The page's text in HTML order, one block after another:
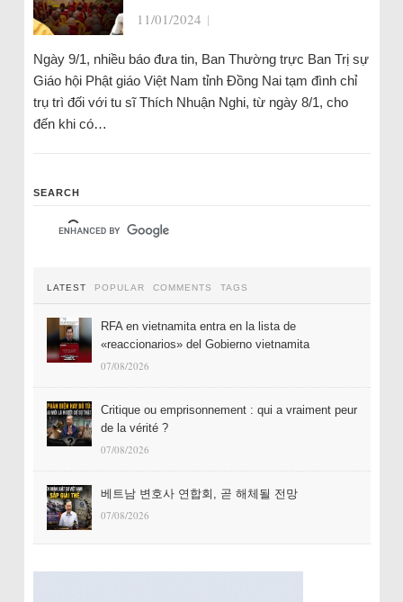
11/01/2024 |
Ngày 9/1, nhiều báo đưa tin, Ban Thường trực Ban Trị sự
Giáo hội Phật giáo Việt Nam tỉnh Đồng Nai tạm đình chỉ
trụ trì đối với tu sĩ Thích Nhuận Nghi, từ ngày 8/1, cho
đến khi có…
SEARCH
LATEST POPULAR COMMENTS TAGS
RFA en vietnamita entra en la lista de
«reaccionarios» del Gobierno vietnamita
07/08/2026
Critique ou emprisonnement : qui a vraiment peur
de la vérité ?
07/08/2026
베트남 변호사 연합회, 곧 해체될 전망
07/08/2026